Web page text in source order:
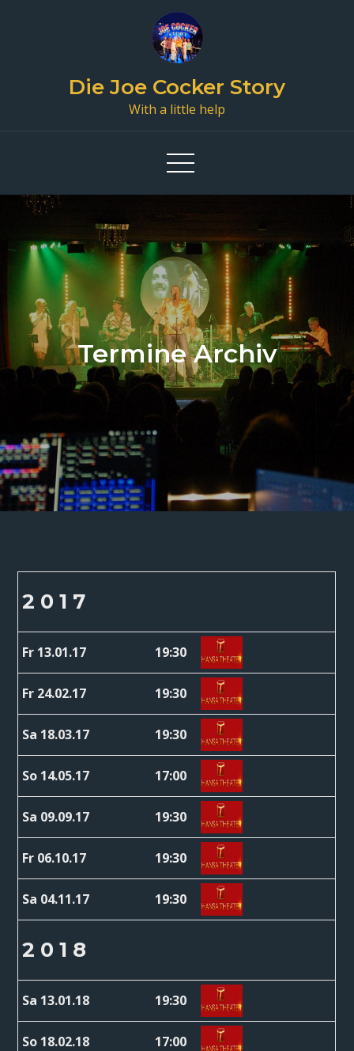
Die Joe Cocker Story
With a little help
Termine Archiv
2 0 1 7
Fr 13.01.17 19:30
Fr 24.02.17 19:30
Sa 18.03.17 19:30
So 14.05.17 17:00
Sa 09.09.17 19:30
Fr 06.10.17 19:30
Sa 04.11.17 19:30
2 0 1 8
Sa 13.01.18 19:30
So 18.02.18 17:00